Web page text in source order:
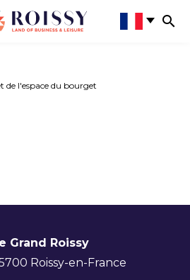
de l'espace du bourget
Grand Roissy
Roissy-en-France